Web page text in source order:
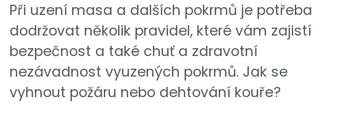
Při uzení masa a dalších pokrmů je potřeba
dodržovat několik pravidel, které vám zajistí
bezpečnost a také chuť a zdravotní
nezávadnost vyuzených pokrmů. Jak se
vyhnout požáru nebo dehtování kouře?